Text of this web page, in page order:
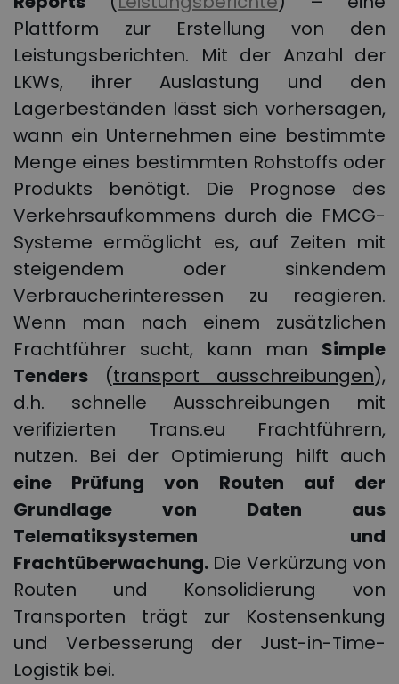
Plattform zur Erstellung von den
Leistungsberichten. Mit der Anzahl der
LKWs, ihrer Auslastung und den
Lagerbeständen lässt sich vorhersagen,
wann ein Unternehmen eine bestimmte
Menge eines bestimmten Rohstoffs oder
Produkts benötigt. Die Prognose des
Verkehrsaufkommens durch die FMCG-
Systeme ermöglicht es, auf Zeiten mit
steigendem oder sinkendem
Verbraucherinteressen zu reagieren.
Wenn man nach einem zusätzlichen
Frachtführer sucht, kann man Simple
Tenders (transport ausschreibungen),
d.h. schnelle Ausschreibungen mit
verifizierten Trans.eu Frachtführern,
nutzen. Bei der Optimierung hilft auch
eine Prüfung von Routen auf der
Grundlage von Daten aus
Telematiksystemen und
Frachtüberwachung. Die Verkürzung von
Routen und Konsolidierung von
Transporten trägt zur Kostensenkung
und Verbesserung der Just-in-Time-
Logistik bei.